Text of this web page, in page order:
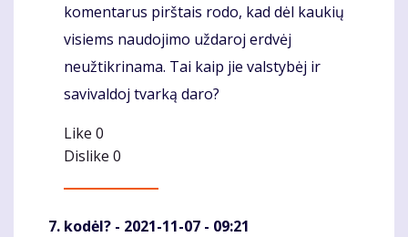
komentarus pirštais rodo, kad dėl kaukių
visiems naudojimo uždaroj erdvėj
neužtikrinama. Tai kaip jie valstybėj ir
savivaldoj tvarką daro?
Like 0
Dislike 0
kodėl? - 2021-11-07 - 09:21